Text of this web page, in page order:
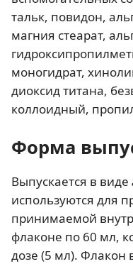
тальк, повидон,
магния стеарат,
моногидрат,
диоксид титана,
коллоидный,
Форма
Выпускается в виде
используются для
принимаемой
флаконе по 60 мл,
дозе (5 мл). Флакон